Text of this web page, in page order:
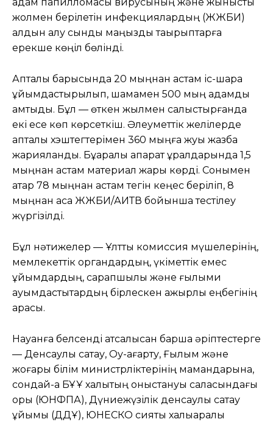
жолмен берілетін инфекциялардың (ЖЖБИ)
алдын алу сынды маңызды тақырыптарға
ерекше көңіл бөлінді.
Апталық барысында 20 мыңнан астам іс-шара
ұйымдастырылып, шамамен 500 мың адамды
қамтыды. Бұл — өткен жылмен салыстырғанда
екі есе көп көрсеткіш. Әлеуметтік желілерде
апталық хэштегтерімен 360 мыңға жуық жазба
жарияланды. Бұқаралық ақпарат құралдарында 1,5
мыңнан астам материал жарық көрді. Сонымен
қатар 78 мыңнан астам тегін кеңес беріліп, 8
мыңнан аса ЖЖБИ/АИТВ бойынша тестілеу
жүргізілді.
Бұл нәтижелер — Ұлттық комиссия мүшелерінің,
мемлекеттік органдардың, үкіметтік емес
ұйымдардың, сарапшылық және ғылыми
қауымдастықтардың бірлескен қажырлы еңбегінің
арқасы.
Науқанға белсенді атсалысқан барша әріптестерге
— Денсаулық сақтау, Оқу-ағарту, Ғылым және
жоғары білім министрліктерінің мамандарына,
сондай-ақ БҰҰ халықтың қоныстануы саласындағы
қоры (ЮНФПА), Дүниежүзілік денсаулық сақтау
ұйымы (ДДҰ), ЮНЕСКО сияқты халықаралық